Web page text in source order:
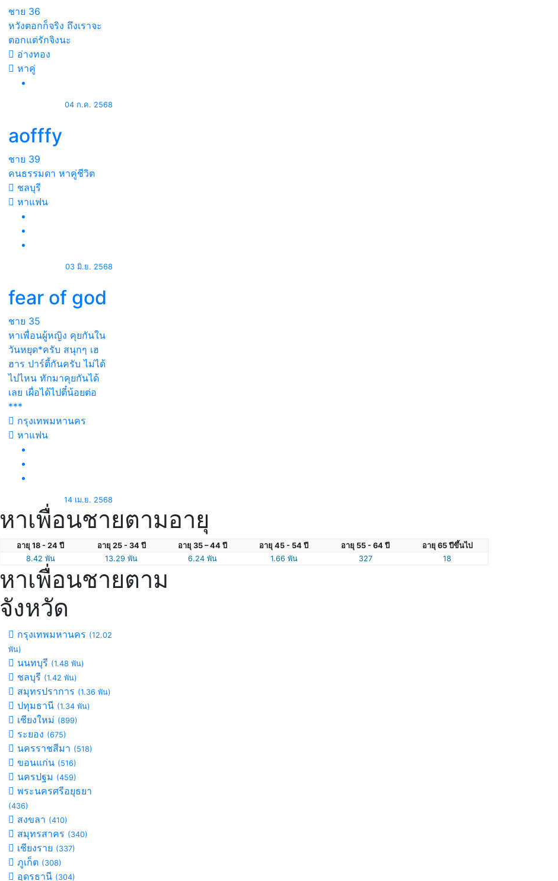
ชาย 36
หวังตอกก็จริง ถึงเราจะ
ตอกแต่รักจิงนะ
อ่างทอง
หาคู่
04 ก.ค. 2568
aofffy
ชาย 39
คนธรรมดา หาคู่ชีวิต
ชลบุรี
หาแฟน
03 มิ.ย. 2568
fear of god
ชาย 35
หาเพื่อนผู้หญิง คุยกันใน
วันหยุด*ครับ สนุกๆ เฮ
ฮาร ปาร์ตี้กันครับ ไม่ได้
ไปไหน ทักมาคุยกันได้
เลย เผื่อได้ไปตี๋น้อยต่อ
***
กรุงเทพมหานคร
หาแฟน
14 เม.ย. 2568
หาเพื่อนชายตามอายุ
อายุ 18 - 24 ปี อายุ 25 - 34 ปี อายุ 35 – 44 ปี อายุ 45 - 54 ปี อายุ 55 - 64 ปี
อายุ 65 ปีขึ้นไป
8.42 พัน
13.29 พัน 6.24 พัน 1.66 พัน 327 18
หาเพื่อนชายตาม
จังหวัด
กรุงเทพมหานคร (12.02
พัน)
นนทบุรี (1.48 พัน)
ชลบุรี (1.42 พัน)
สมุทรปราการ (1.36 พัน)
ปทุมธานี (1.34 พัน)
เชียงใหม่ (899)
ระยอง (675)
นครราชสีมา (518)
ขอนแก่น (516)
นครปฐม (459)
พระนครศรีอยุธยา
(436)
สงขลา (410)
สมุทรสาคร (340)
เชียงราย (337)
ภูเก็ต (308)
อุดรธานี (304)